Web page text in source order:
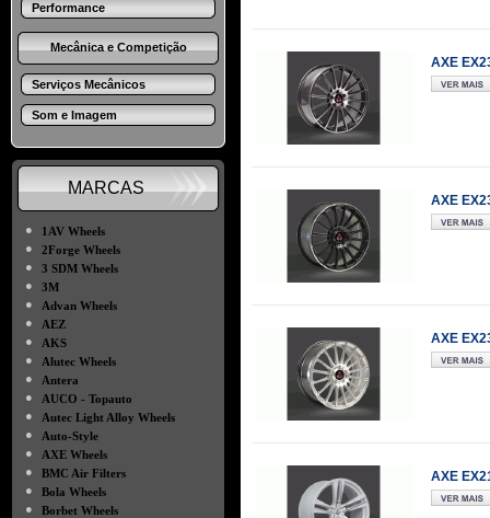
Performance
Mecânica e Competição
Serviços Mecânicos
Som e Imagem
MARCAS
●
1AV Wheels
●
2Forge Wheels
●
3 SDM Wheels
●
3M
●
Advan Wheels
●
AEZ
●
AKS
●
Alutec Wheels
●
Antera
●
AUCO - Topauto
●
Autec Light Alloy Wheels
●
Auto-Style
●
AXE Wheels
●
BMC Air Filters
●
Bola Wheels
●
Borbet Wheels
AXE
AXE
AXE
AXE